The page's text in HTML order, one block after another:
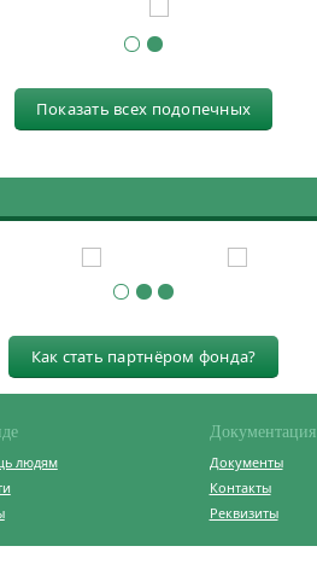
Показать всех подопечных
Как стать партнёром фонда?
людям
Документация
Документы
Контакты
Реквизиты